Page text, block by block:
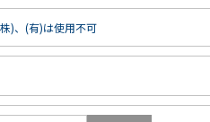
)、(有)は使用不可